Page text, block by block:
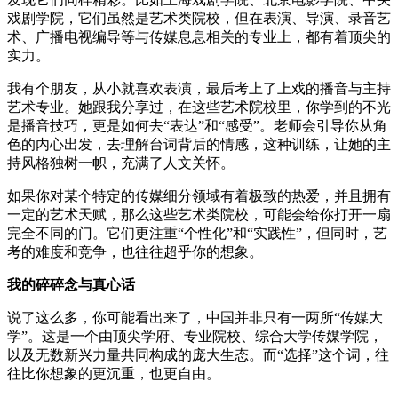
戏剧学院，它们虽然是艺术类院校，但在表演、导演、录音艺
术、广播电视编导等与传媒息息相关的专业上，都有着顶尖的
实力。
我有个朋友，从小就喜欢表演，最后考上了上戏的播音与主持
艺术专业。她跟我分享过，在这些艺术院校里，你学到的不光
是播音技巧，更是如何去“表达”和“感受”。老师会引导你从角
色的内心出发，去理解台词背后的情感，这种训练，让她的主
持风格独树一帜，充满了人文关怀。
如果你对某个特定的传媒细分领域有着极致的热爱，并且拥有
一定的艺术天赋，那么这些艺术类院校，可能会给你打开一扇
完全不同的门。它们更注重“个性化”和“实践性”，但同时，艺
考的难度和竞争，也往往超乎你的想象。
我的碎碎念与真心话
说了这么多，你可能看出来了，中国并非只有一两所“传媒大
学”。这是一个由顶尖学府、专业院校、综合大学传媒学院，
以及无数新兴力量共同构成的庞大生态。而“选择”这个词，往
往比你想象的更沉重，也更自由。